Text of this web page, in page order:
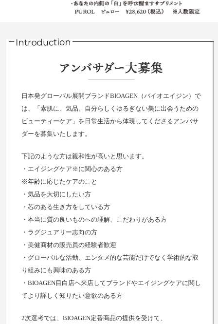
日本発グローバル展開ブランドBIOAGEN（バイオエイジン）で
は、「素肌に、気品。自分らしくゆるぎない美に出会うための
ビューティーケア」を日常生活から体現してくださるアンバサ
ダーを募集いたします。
下記のような方は親和性が高いと思います。
・エイジングケア※に関心のある方
※年齢に応じたケアのこと
・気品を大切にしたい方
・芯のある生き方をしている方
・本当に質の良いものへの理解、こだわりがある方
・ラグジュアリー志向の方
・美健商材の販売員の経験者歓迎
・グローバルな活動、エンタメ的な芸能だけでなく学術的な取
り組みにも興味のある方
・BIOAGEN目白店へ来店してブランドやエイジングケアに関し
てより詳しく知りたい意欲のある方
2次選考では、BIOAGEN定番商品の提供を受けて、